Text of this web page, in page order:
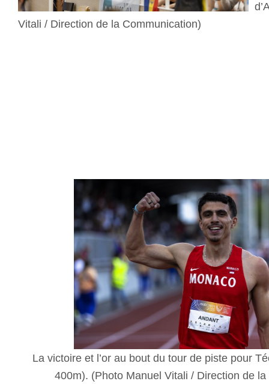
Vitali / Direction de la Communication)
La victoire et l’or au bout du tour de piste pour
400m). (Photo Manuel Vitali / Direction de